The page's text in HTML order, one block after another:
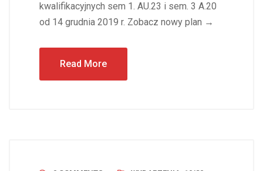
kwalifikacyjnych sem 1. AU.23 i sem. 3 A.20
od 14 grudnia 2019 r. Zobacz nowy plan →
Read More